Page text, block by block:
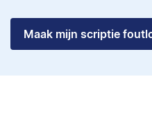
Maak mijn scriptie